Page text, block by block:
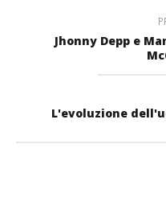
Jhonny Depp e
L'evoluzione